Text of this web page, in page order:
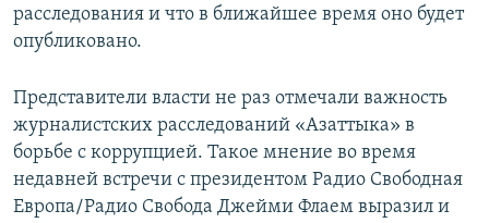
расследования и что в ближайшее время оно будет
опубликовано.
Представители власти не раз отмечали важность
журналистских расследований «Азаттыка» в
борьбе с коррупцией. Такое мнение во время
недавней встречи с президентом Радио Свободная
Европа/Радио Свобода Джейми Флаем выразил и